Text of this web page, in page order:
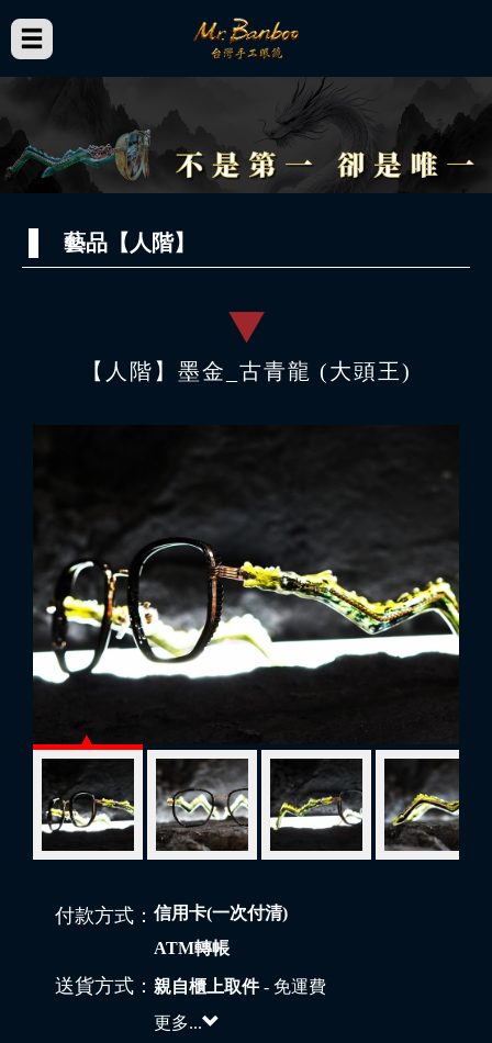
藝品【人階】
【人階】墨金_古青龍 (大頭王)
付款方式： 信用卡(一次付清)
ATM轉帳
送貨方式： 親自櫃上取件- 免運費
更多...